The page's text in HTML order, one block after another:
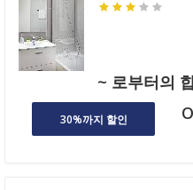
~ 로부터의
30%까지 할인